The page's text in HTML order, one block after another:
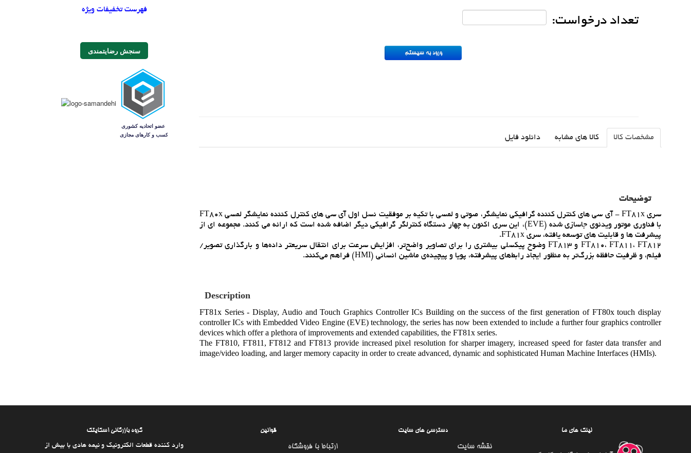
فهرست تخفیفات ویژه
سنجش رضایتمندی
تعداد درخواست:
مشخصات کالا کالا های مشابه دانلود فایل
توضیحات
سري FT81x - آي سي هاي کنترل کننده گرافيکي نمايشگر، صوتي و لمسي با تکيه بر موفقيت نسل اول آي سي هاي کنترل کننده نمايشگر لمسي FT80x
با فناوري موتور ويدئوي جاسازي شده (EVE)، اين سري اکنون به چهار دستگاه کنترلگر گرافيکي ديگر اضافه شده است که ارائه مي کنند. مجموعه اي از
پيشرفت ها و قابليت هاي توسعه يافته، سري FT81x.
FT810، FT811، FT812 و FT813 وضوح پيکسلي بيشتري را براي تصاوير واضح‌تر، افزايش سرعت براي انتقال سريعتر داده‌ها و بارگذاري تصوير/
فيلم، و ظرفيت حافظه بزرگ‌تر به منظور ايجاد رابط‌هاي پيشرفته، پويا و پيچيده‌ي ماشين انساني (HMI) فراهم مي‌کنند.
Description
FT81x Series - Display, Audio and Touch Graphics Controller ICs Building on the success of the first generation of FT80x touch display
controller ICs with Embedded Video Engine (EVE) technology, the series has now been extended to include a further four graphics controller
devices which offer a plethora of improvements and extended capabilities, the FT81x series.
The FT810, FT811, FT812 and FT813 provide increased pixel resolution for sharper imagery, increased speed for faster data transfer and
image/video loading, and larger memory capacity in order to create advanced, dynamic and sophisticated Human Machine Interfaces (HMIs).
گروه بازرگانی اسکایتک
وارد كننده قطعات الکترونیک و نیمه هادی با بیش از
قوانین
ارتباط با فروشگاه
دسترسی های سایت
نقشه سایت
لینک های ما